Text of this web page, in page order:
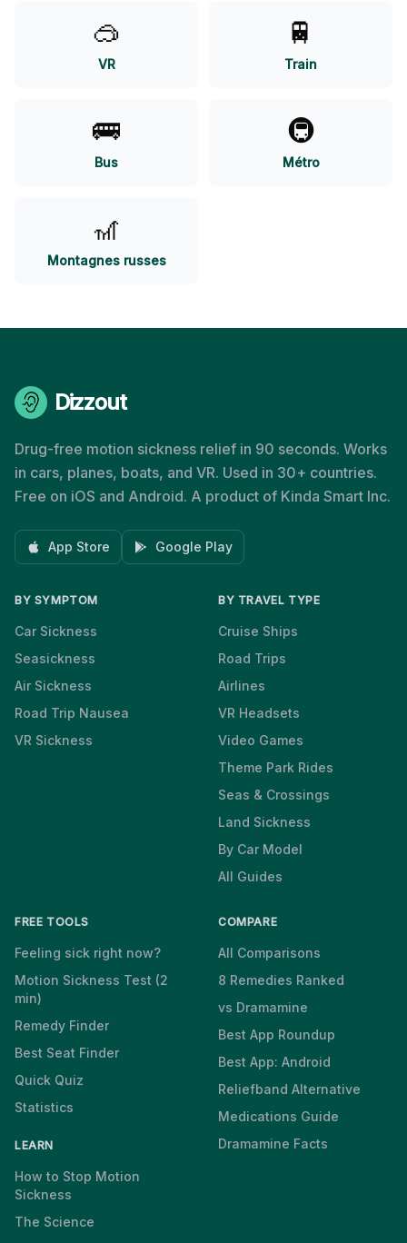
🥽
VR
🚆
Train
🚌
Bus
🚇
Métro
🎢
Montagnes russes
Dizzout
Drug-free motion sickness relief in 90 seconds. Works
in cars, planes, boats, and VR. Used in 30+ countries.
Free on iOS and Android. A product of Kinda Smart Inc.
App Store Google Play
BY SYMPTOM
Car Sickness
Seasickness
Air Sickness
Road Trip Nausea
VR Sickness
BY TRAVEL TYPE
Cruise Ships
Road Trips
Airlines
VR Headsets
Video Games
Theme Park Rides
Seas & Crossings
Land Sickness
By Car Model
All Guides
FREE TOOLS
Feeling sick right now?
Motion Sickness Test (2
min)
Remedy Finder
Best Seat Finder
Quick Quiz
Statistics
LEARN
How to Stop Motion
Sickness
The Science
COMPARE
All Comparisons
8 Remedies Ranked
vs Dramamine
Best App Roundup
Best App: Android
Reliefband Alternative
Medications Guide
Dramamine Facts